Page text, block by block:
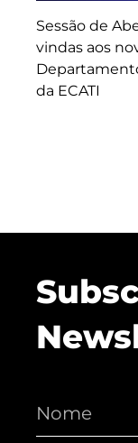
Sessão de
vindas aos
da ECATI